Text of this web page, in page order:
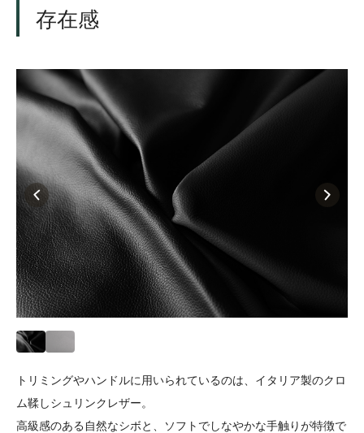
存在感
トリミングやハンドルに用いられているのは、イタリア製のクロ
ム鞣しシュリンクレザー。
高級感のある自然なシボと、ソフトでしなやかな手触りが特徴で